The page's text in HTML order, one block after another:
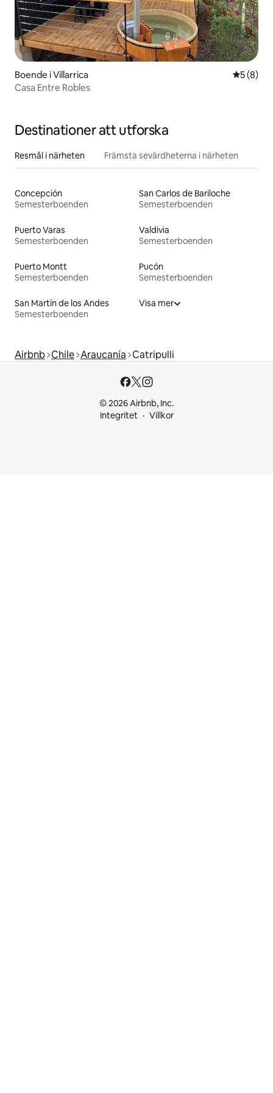
Boende i Villarrica 5 av 5 i
5 (8)
Casa Entre Robles
Destinationer att utforska
Resmål i närheten Främsta sevärdheterna i närheten
Concepción
Semesterboenden
San Carlos de Bariloche
Semesterboenden
Puerto Varas
Semesterboenden
Valdivia
Semesterboenden
Puerto Montt
Semesterboenden
Pucón
Semesterboenden
San Martín de los Andes
Semesterboenden
Visa mer
Airbnb Chile Araucanía Catripulli
© 2026 Airbnb, Inc.
Integritet
Villkor